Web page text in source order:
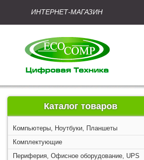
ИНТЕРНЕТ-МАГАЗИН
Каталог товаров
Компьютеры, Ноутбуки, Планшеты
Комплектующие
Периферия, Офисное оборудование, UPS